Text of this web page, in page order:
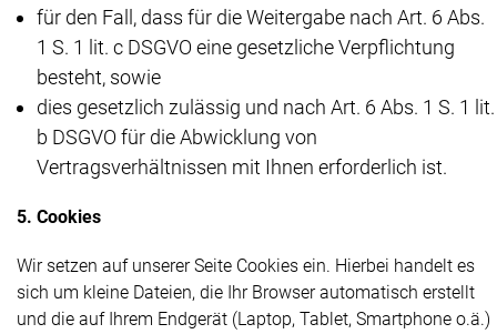
für den Fall, dass für die Weitergabe nach Art. 6 Abs.
1 S. 1 lit. c DSGVO eine gesetzliche Verpflichtung
besteht, sowie
dies gesetzlich zulässig und nach Art. 6 Abs. 1 S. 1 lit.
b DSGVO für die Abwicklung von
Vertragsverhältnissen mit Ihnen erforderlich ist.
5. Cookies
Wir setzen auf unserer Seite Cookies ein. Hierbei handelt es
sich um kleine Dateien, die Ihr Browser automatisch erstellt
und die auf Ihrem Endgerät (Laptop, Tablet, Smartphone o.ä.)